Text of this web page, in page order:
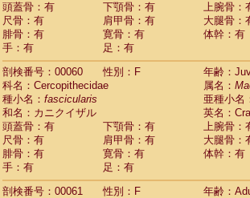
頭蓋骨：有
下顎骨：有
上腕骨：
尺骨：有
肩甲骨：有
大腿骨：
腓骨：有
寛骨：有
体幹：有
手：有
足：有
剖検番号：00060
性別：F
年齢：
科名：Cercopithecidae
属名：
種小名： fascicularis
亜種小名
和名：カニクイザル
英名：
頭蓋骨：有
下顎骨：有
上腕骨：
尺骨：有
肩甲骨：有
大腿骨：
腓骨：有
寛骨：有
体幹：有
手：有
足：有
剖検番号：00061
性別：F
年齢：